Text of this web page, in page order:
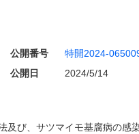
公開番号
特開2024-
公開日
2024/5/14
及び、サツマイモ基腐病の感